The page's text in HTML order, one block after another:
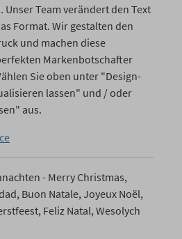
Team verändert den Text
Format. Wir gestalten den
und machen diese
Markenbotschafter
Sie oben unter "Design-
lassen" und / oder
aus.
- Merry Christmas,
Buon Natale, Joyeux Noël,
Feliz Natal, Wesolych